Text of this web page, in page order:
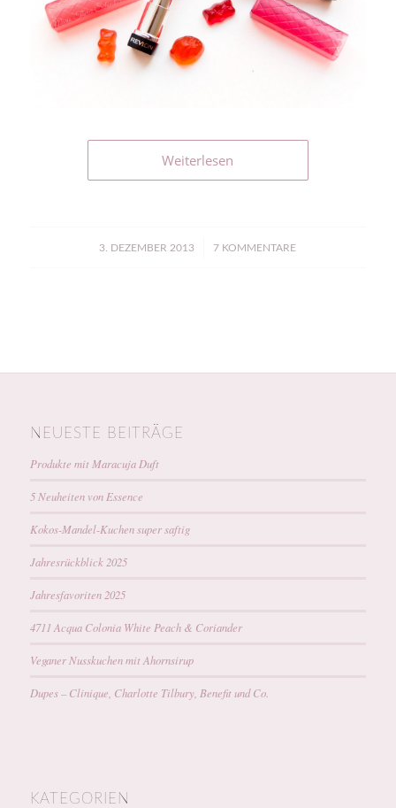
Weiterlesen
3. DEZEMBER 2013
/ 7 KOMMENTARE
NEUESTE BEITRÄGE
Produkte mit Maracuja Duft
5 Neuheiten von Essence
Kokos-Mandel-Kuchen super saftig
Jahresrückblick 2025
Jahresfavoriten 2025
4711 Acqua Colonia White Peach & Coriander
Veganer Nusskuchen mit Ahornsirup
Dupes – Clinique, Charlotte Tilbury, Benefit und Co.
KATEGORIEN